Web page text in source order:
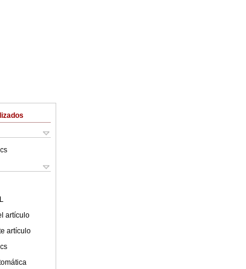
artículo
artículo